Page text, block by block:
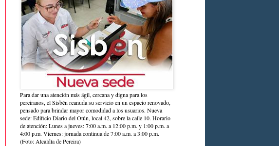
Para dar una atención más ágil, cercana y digna para los
pereiranos, el Sisbén reanuda su servicio en un espacio renovado,
pensado para brindar mayor comodidad a los usuarios. Nueva
sede: Edificio Diario del Otún, local 42, sobre la calle 10. Horario
de atención: Lunes a jueves: 7:00 a.m. a 12:00 p.m. y 1:00 p.m. a
4:00 p.m. Viernes: jornada continua de 7:00 a.m. a 3:00 p.m.
(Foto: Alcaldía de Pereira)